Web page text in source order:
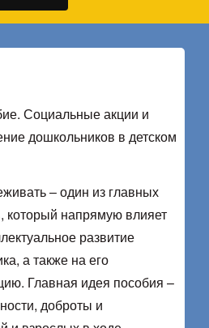
Социальные акции и
дошкольников в детском
– один из главных
который напрямую влияет
развитие
а также на его
Главная идея пособия –
доброты и